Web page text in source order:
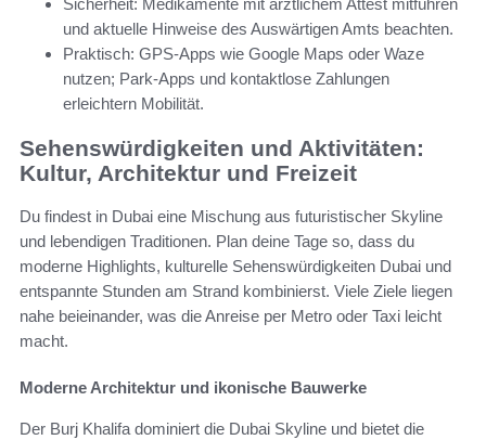
Sicherheit: Medikamente mit ärztlichem Attest mitführen
und aktuelle Hinweise des Auswärtigen Amts beachten.
Praktisch: GPS-Apps wie Google Maps oder Waze
nutzen; Park-Apps und kontaktlose Zahlungen
erleichtern Mobilität.
Sehenswürdigkeiten und Aktivitäten:
Kultur, Architektur und Freizeit
Du findest in Dubai eine Mischung aus futuristischer Skyline
und lebendigen Traditionen. Plan deine Tage so, dass du
moderne Highlights, kulturelle Sehenswürdigkeiten Dubai und
entspannte Stunden am Strand kombinierst. Viele Ziele liegen
nahe beieinander, was die Anreise per Metro oder Taxi leicht
macht.
Moderne Architektur und ikonische Bauwerke
Der Burj Khalifa dominiert die Dubai Skyline und bietet die